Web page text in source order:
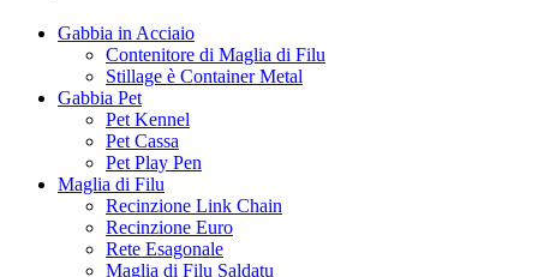
Gabbia in Acciaio
Contenitore di Maglia di Filu
Stillage è Container Metal
Gabbia Pet
Pet Kennel
Pet Cassa
Pet Play Pen
Maglia di Filu
Recinzione Link Chain
Recinzione Euro
Rete Esagonale
Maglia di Filu Saldatu